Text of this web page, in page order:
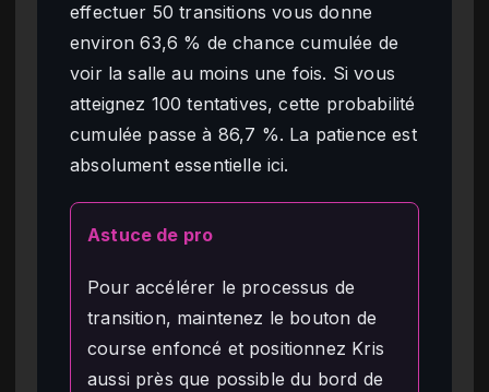
effectuer 50 transitions vous donne
environ 63,6 % de chance cumulée de
voir la salle au moins une fois. Si vous
atteignez 100 tentatives, cette probabilité
cumulée passe à 86,7 %. La patience est
absolument essentielle ici.
Astuce de pro
Pour accélérer le processus de
transition, maintenez le bouton de
course enfoncé et positionnez Kris
aussi près que possible du bord de